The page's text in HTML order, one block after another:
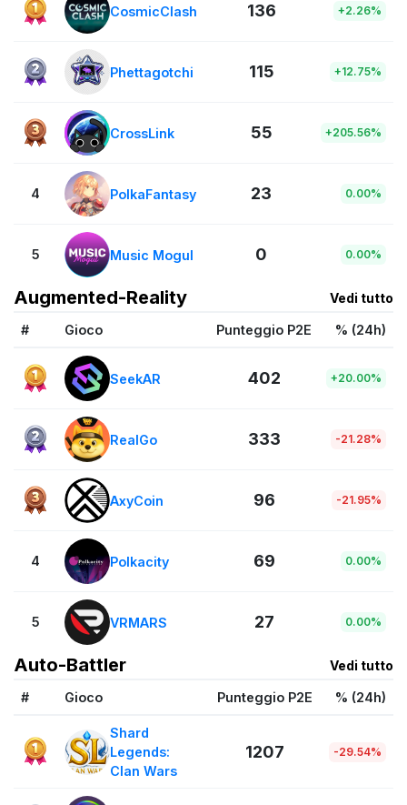
CosmicClash 136 +2.26%
Phettagotchi 115 +12.75%
CrossLink 55 +205.56%
4 PolkaFantasy 23 0.00%
5 Music Mogul 0 0.00%
Augmented-Reality Vedi tutto
# Gioco Punteggio P2E % (24h)
SeekAR 402 +20.00%
RealGo 333 -21.28%
AxyCoin 96 -21.95%
4 Polkacity 69 0.00%
5 VRMARS 27 0.00%
Auto-Battler Vedi tutto
# Gioco Punteggio P2E % (24h)
Shard
Legends:
Clan Wars
1207 -29.54%